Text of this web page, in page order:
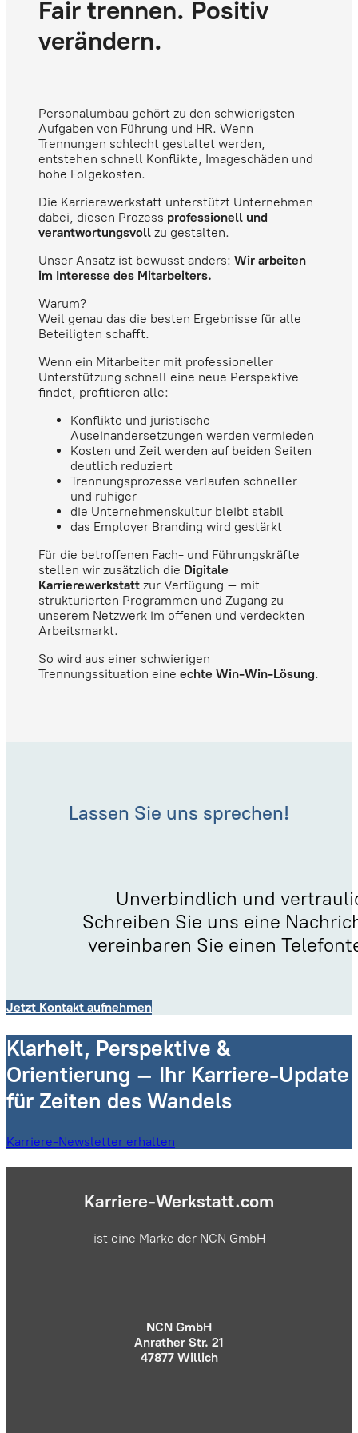
Fair trennen. Positiv
verändern.
Personalumbau gehört zu den schwierigsten
Aufgaben von Führung und HR. Wenn
Trennungen schlecht gestaltet werden,
entstehen schnell Konflikte, Imageschäden und
hohe Folgekosten.
Die Karrierewerkstatt unterstützt Unternehmen
dabei, diesen Prozess professionell und
verantwortungsvoll zu gestalten.
Unser Ansatz ist bewusst anders: Wir arbeiten
im Interesse des Mitarbeiters.
Warum?
Weil genau das die besten Ergebnisse für alle
Beteiligten schafft.
Wenn ein Mitarbeiter mit professioneller
Unterstützung schnell eine neue Perspektive
findet, profitieren alle:
Konflikte und juristische
Auseinandersetzungen werden vermieden
Kosten und Zeit werden auf beiden Seiten
deutlich reduziert
Trennungsprozesse verlaufen schneller
und ruhiger
die Unternehmenskultur bleibt stabil
das Employer Branding wird gestärkt
Für die betroffenen Fach- und Führungskräfte
stellen wir zusätzlich die Digitale
Karrierewerkstatt zur Verfügung – mit
strukturierten Programmen und Zugang zu
unserem Netzwerk im offenen und verdeckten
Arbeitsmarkt.
So wird aus einer schwierigen
Trennungssituation eine echte Win-Win-Lösung.
Lassen Sie uns sprechen!
Unverbindlich und
Schreiben Sie uns eine
vereinbaren Sie einen
Jetzt Kontakt aufnehmen
Klarheit, Perspektive &
Orientierung – Ihr Karriere-Update
für Zeiten des Wandels
Karriere-Newsletter erhalten
Karriere-Werkstatt.com
ist eine Marke der NCN GmbH
NCN GmbH
Anrather Str. 21
47877 Willich